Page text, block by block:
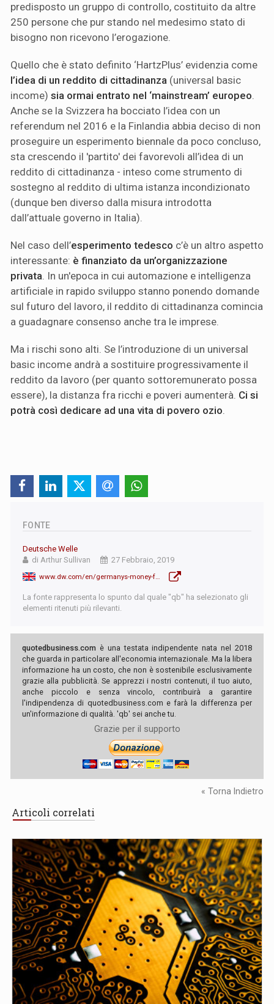
predisposto un gruppo di controllo, costituito da altre
250 persone che pur stando nel medesimo stato di
bisogno non ricevono l’erogazione.
Quello che è stato definito ‘HartzPlus’ evidenzia come
l’idea di un reddito di cittadinanza (universal basic
income) sia ormai entrato nel ‘mainstream’ europeo.
Anche se la Svizzera ha bocciato l’idea con un
referendum nel 2016 e la Finlandia abbia deciso di non
proseguire un esperimento biennale da poco concluso,
sta crescendo il 'partito' dei favorevoli all’idea di un
reddito di cittadinanza - inteso come strumento di
sostegno al reddito di ultima istanza incondizionato
(dunque ben diverso dalla misura introdotta
dall’attuale governo in Italia).
Nel caso dell’esperimento tedesco c’è un altro aspetto
interessante: è finanziato da un’organizzazione
privata. In un'epoca in cui automazione e intelligenza
artificiale in rapido sviluppo stanno ponendo domande
sul futuro del lavoro, il reddito di cittadinanza comincia
a guadagnare consenso anche tra le imprese.
Ma i rischi sono alti. Se l’introduzione di un universal
basic income andrà a sostituire progressivamente il
reddito da lavoro (per quanto sottoremunerato possa
essere), la distanza fra ricchi e poveri aumenterà. Ci si
potrà così dedicare ad una vita di povero ozio.
FONTE
Deutsche Welle
di Arthur Sullivan
27 Febbraio, 2019
La fonte rappresenta lo spunto dal quale "qb" ha selezionato gli
elementi ritenuti più rilevanti.
quotedbusiness.com è una testata indipendente nata nel 2018
che guarda in particolare all'economia internazionale. Ma la libera
informazione ha un costo, che non è sostenibile esclusivamente
grazie alla pubblicità. Se apprezzi i nostri contenuti, il tuo aiuto,
anche piccolo e senza vincolo, contribuirà a garantire
l'indipendenza di quotedbusiness.com e farà la differenza per
un'informazione di qualità. 'qb' sei anche tu.
Grazie per il supporto
« Torna Indietro
Articoli correlati